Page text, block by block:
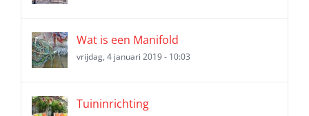
Wat is een Manifold
vrijdag, 4 januari 2019 - 10:03
Tuininrichting